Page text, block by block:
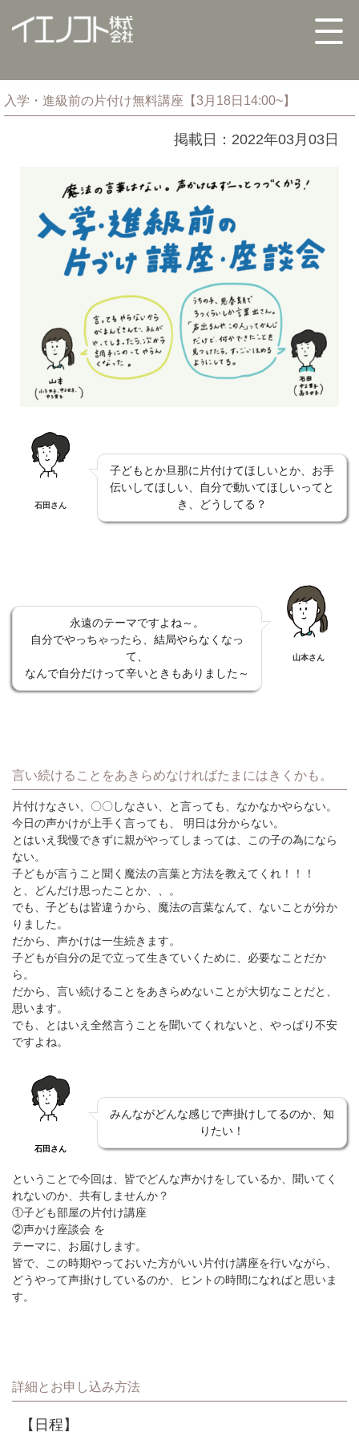
入学・進級前の片付け無料講座【3月18日14:00~】
掲載日：2022年03月03日
石田さん
子どもとか旦那に片付けてほしいとか、お手
伝いしてほしい、自分で動いてほしいってと
き、どうしてる？
永遠のテーマですよね～。
自分でやっちゃったら、結局やらなくなっ
て、
なんで自分だけって辛いときもありました～
山本さん
言い続けることをあきらめなければたまにはきくかも。
片付けなさい、〇〇しなさい、と言っても、なかなかやらない。
今日の声かけが上手く言っても、 明日は分からない。
とはいえ我慢できずに親がやってしまっては、この子の為になら
ない。
子どもが言うこと聞く魔法の言葉と方法を教えてくれ！！！
と、どんだけ思ったことか、、。
でも、子どもは皆違うから、魔法の言葉なんて、ないことが分か
りました。
だから、声かけは一生続きます。
子どもが自分の足で立って生きていくために、必要なことだか
ら。
だから、言い続けることをあきらめないことが大切なことだと、
思います。
でも、とはいえ全然言うことを聞いてくれないと、やっぱり不安
ですよね。
石田さん
みんながどんな感じで声掛けしてるのか、知
りたい！
ということで今回は、皆でどんな声かけをしているか、聞いてく
れないのか、共有しませんか？
①子ども部屋の片付け講座
②声かけ座談会 を
テーマに、お届けします。
皆で、この時期やっておいた方がいい片付け講座を行いながら、
どうやって声掛けしているのか、ヒントの時間になればと思いま
す。
詳細とお申し込み方法
【日程】